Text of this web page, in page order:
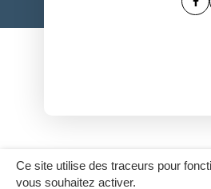
Ce site utilise des traceurs pour
vous souhaitez activer.